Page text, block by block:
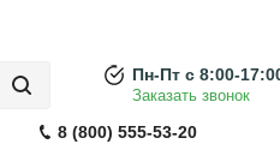
8 (800) 555-53-20
Пн-Пт с 8:00-
Заказать звонок